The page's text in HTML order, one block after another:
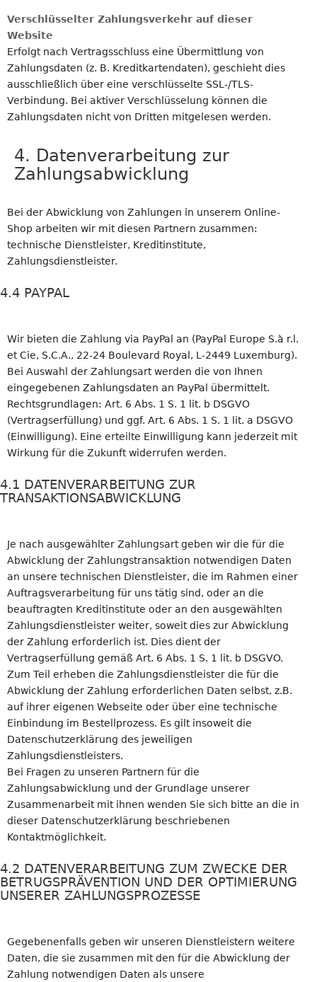
Verschlüsselter Zahlungsverkehr auf dieser
Website
Erfolgt nach Vertragsschluss eine Übermittlung von
Zahlungsdaten (z. B. Kreditkartendaten), geschieht dies
ausschließlich über eine verschlüsselte SSL-/TLS-
Verbindung. Bei aktiver Verschlüsselung können die
Zahlungsdaten nicht von Dritten mitgelesen werden.
4. Datenverarbeitung zur
Zahlungsabwicklung
Bei der Abwicklung von Zahlungen in unserem Online-
Shop arbeiten wir mit diesen Partnern zusammen:
technische Dienstleister, Kreditinstitute,
Zahlungsdienstleister.
4.4 PAYPAL
Wir bieten die Zahlung via PayPal an (PayPal Europe S.à r.l.
et Cie, S.C.A., 22-24 Boulevard Royal, L-2449 Luxemburg).
Bei Auswahl der Zahlungsart werden die von Ihnen
eingegebenen Zahlungsdaten an PayPal übermittelt.
Rechtsgrundlagen: Art. 6 Abs. 1 S. 1 lit. b DSGVO
(Vertragserfüllung) und ggf. Art. 6 Abs. 1 S. 1 lit. a DSGVO
(Einwilligung). Eine erteilte Einwilligung kann jederzeit mit
Wirkung für die Zukunft widerrufen werden.
4.1 DATENVERARBEITUNG ZUR
TRANSAKTIONSABWICKLUNG
Je nach ausgewählter Zahlungsart geben wir die für die
Abwicklung der Zahlungstransaktion notwendigen Daten
an unsere technischen Dienstleister, die im Rahmen einer
Auftragsverarbeitung für uns tätig sind, oder an die
beauftragten Kreditinstitute oder an den ausgewählten
Zahlungsdienstleister weiter, soweit dies zur Abwicklung
der Zahlung erforderlich ist. Dies dient der
Vertragserfüllung gemäß Art. 6 Abs. 1 S. 1 lit. b DSGVO.
Zum Teil erheben die Zahlungsdienstleister die für die
Abwicklung der Zahlung erforderlichen Daten selbst, z.B.
auf ihrer eigenen Webseite oder über eine technische
Einbindung im Bestellprozess. Es gilt insoweit die
Datenschutzerklärung des jeweiligen
Zahlungsdienstleisters.
Bei Fragen zu unseren Partnern für die
Zahlungsabwicklung und der Grundlage unserer
Zusammenarbeit mit ihnen wenden Sie sich bitte an die in
dieser Datenschutzerklärung beschriebenen
Kontaktmöglichkeit.
4.2 DATENVERARBEITUNG ZUM ZWECKE DER
BETRUGSPRÄVENTION UND DER OPTIMIERUNG
UNSERER ZAHLUNGSPROZESSE
Gegebenenfalls geben wir unseren Dienstleistern weitere
Daten, die sie zusammen mit den für die Abwicklung der
Zahlung notwendigen Daten als unsere